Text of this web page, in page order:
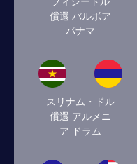
償還 バルボア
パナマ
スリナム・ドル
償還 アルメニ
ア ドラム